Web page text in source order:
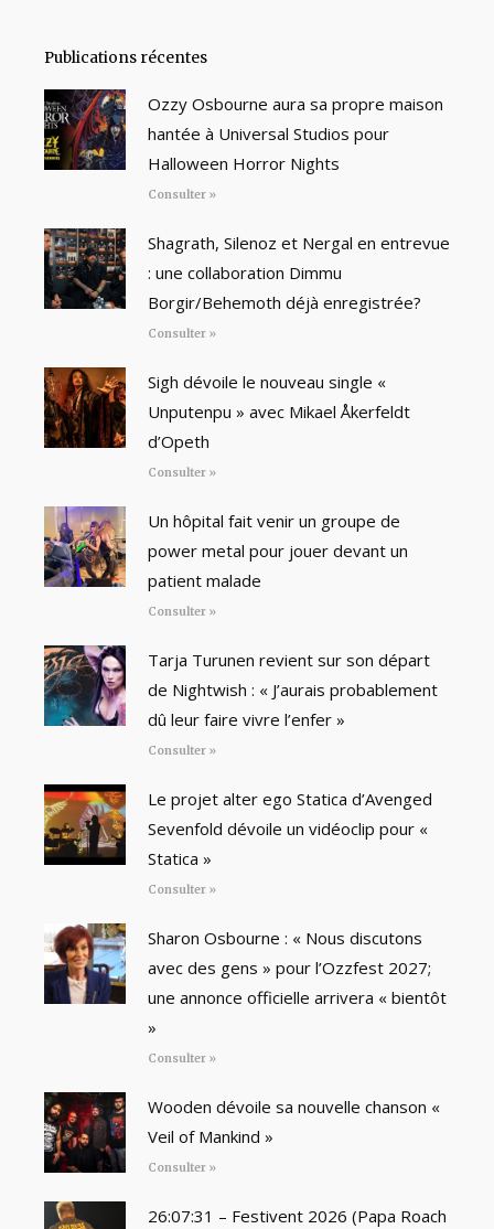
Publications récentes
Ozzy Osbourne aura sa propre maison
hantée à Universal Studios pour
Halloween Horror Nights
Consulter »
Shagrath, Silenoz et Nergal en entrevue
: une collaboration Dimmu
Borgir/Behemoth déjà enregistrée?
Consulter »
Sigh dévoile le nouveau single «
Unputenpu » avec Mikael Åkerfeldt
d’Opeth
Consulter »
Un hôpital fait venir un groupe de
power metal pour jouer devant un
patient malade
Consulter »
Tarja Turunen revient sur son départ
de Nightwish : « J’aurais probablement
dû leur faire vivre l’enfer »
Consulter »
Le projet alter ego Statica d’Avenged
Sevenfold dévoile un vidéoclip pour «
Statica »
Consulter »
Sharon Osbourne : « Nous discutons
avec des gens » pour l’Ozzfest 2027;
une annonce officielle arrivera « bientôt
»
Consulter »
Wooden dévoile sa nouvelle chanson «
Veil of Mankind »
Consulter »
26:07:31 – Festivent 2026 (Papa Roach